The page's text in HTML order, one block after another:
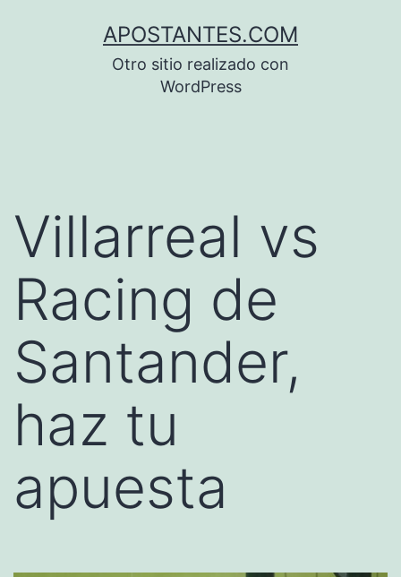
APOSTANTES.COM
Otro sitio realizado con
WordPress
Villarreal vs
Racing de
Santander,
haz tu
apuesta